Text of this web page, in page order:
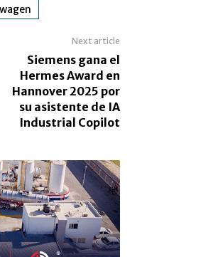
Next article
Siemens gana el
Hermes Award en
Hannover 2025 por
su asistente de IA
Industrial Copilot